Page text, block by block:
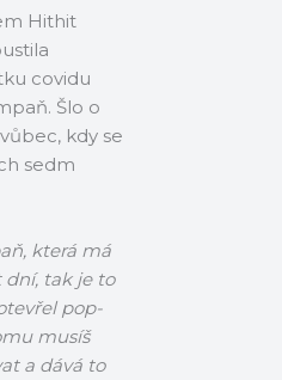
Hithit
covidu
Šlo o
kdy se
sedm
která má
tak je to
pop-
musíš
a dává to